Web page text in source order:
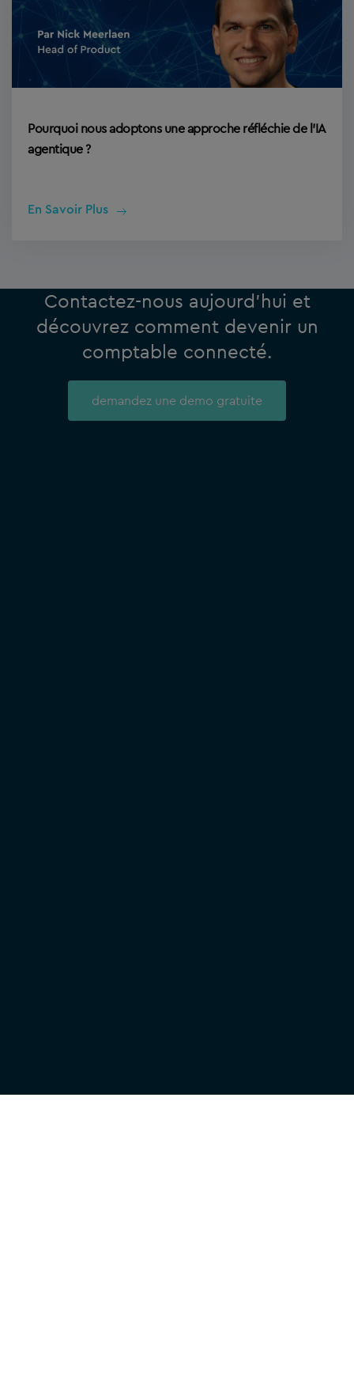
Pourquoi nous adoptons une approche réfléchie de l’IA
agentique ?
En Savoir Plus
Contactez-nous aujourd’hui et
découvrez comment devenir un
comptable connecté.
demandez une demo gratuite